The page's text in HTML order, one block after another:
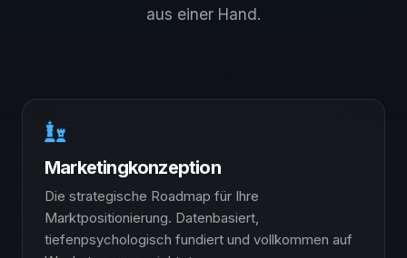
aus einer Hand.
Marketingkonzeption
Die strategische Roadmap für Ihre
Marktpositionierung. Datenbasiert,
tiefenpsychologisch fundiert und vollkommen auf